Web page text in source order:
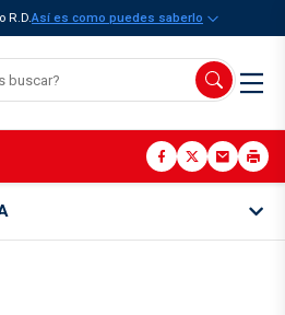
R.D.Así es como puedes saberlo